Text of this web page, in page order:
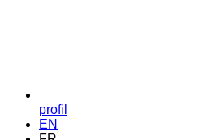
profil
EN